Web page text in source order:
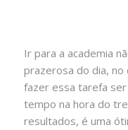
Ir para a academia
prazerosa do dia, no
fazer essa tarefa
tempo na hora do
resultados, é uma